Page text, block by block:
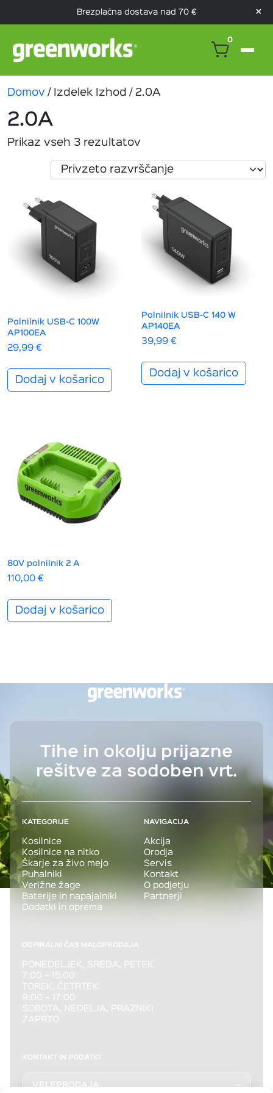
Brezplačna dostava nad 70 € ×
0
Domov / Izdelek Izhod / 2.0A
2.0A
Prikaz vseh 3 rezultatov
Polnilnik USB-C 100W
AP100EA
29,99 €
Dodaj v košarico
Polnilnik USB-C 140 W
AP140EA
39,99€
Dodaj v košarico
80V polnilnik 2 A
110,00 €
Dodaj v košarico
Tihe in okolju prijazne
rešitve za sodoben vrt.
KATEGORIJE
Kosilnice
Kosilnice na nitko
Škarje za živo mejo
Puhalniki
Verižne žage
Baterije in napajalniki
Dodatki in oprema
NAVIGACIJA
Akcija
Orodja
Servis
Kontakt
O podjetju
Partnerji
ODPIRALNI ČAS MALOPRODAJA
PONEDELJEK, SREDA, PETEK
7:00 – 15:00
TOREK, ČETRTEK
9:00 – 17:00
SOBOTA, NEDELJA, PRAZNIKI
ZAPRTO
KONTAKT IN PODATKI
VELEPRODAJA